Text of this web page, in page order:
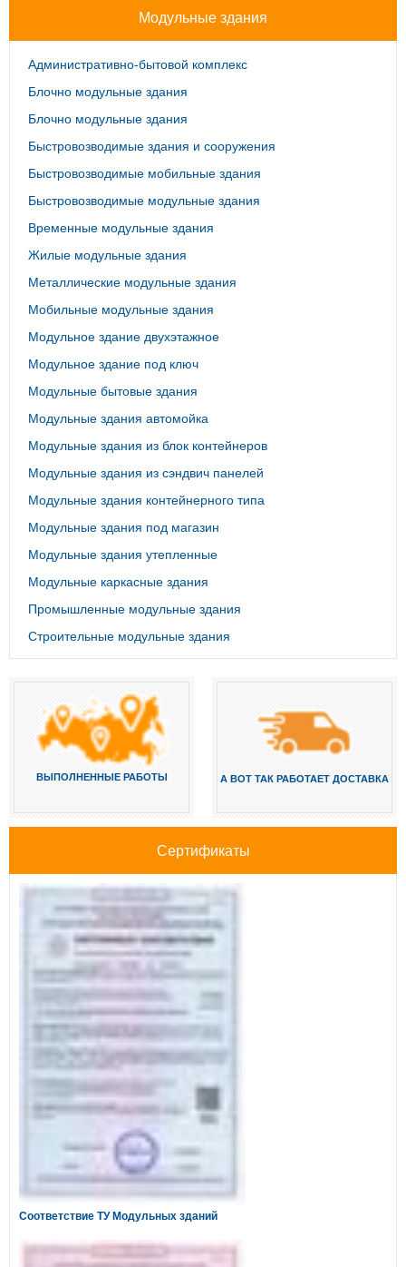
Модульные здания
Административно-бытовой комплекс
Блочно модульные здания
Блочно модульные здания
Быстровозводимые здания и сооружения
Быстровозводимые мобильные здания
Быстровозводимые модульные здания
Временные модульные здания
Жилые модульные здания
Металлические модульные здания
Мобильные модульные здания
Модульное здание двухэтажное
Модульное здание под ключ
Модульные бытовые здания
Модульные здания автомойка
Модульные здания из блок контейнеров
Модульные здания из сэндвич панелей
Модульные здания контейнерного типа
Модульные здания под магазин
Модульные здания утепленные
Модульные каркасные здания
Промышленные модульные здания
Строительные модульные здания
ВЫПОЛНЕННЫЕ РАБОТЫ А ВОТ ТАК РАБОТАЕТ ДОСТАВКА
Сертификаты
Соответствие ТУ Модульных зданий